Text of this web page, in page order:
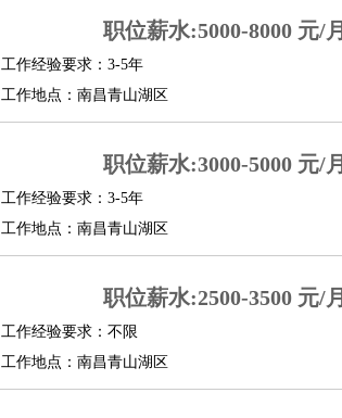
职位薪水:5000-8000 元/月
工作经验要求：3-5年
工作地点：南昌青山湖区
职位薪水:3000-5000 元/月
工作经验要求：3-5年
工作地点：南昌青山湖区
职位薪水:2500-3500 元/月
工作经验要求：不限
工作地点：南昌青山湖区